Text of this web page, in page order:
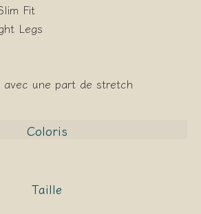
Fit
Legs
une part de stretch
Coloris
Taille